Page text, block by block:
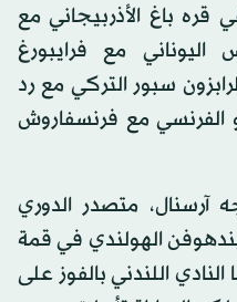
قره باغ الأذربيجاني مع
اليوناني مع فرايبورغ
سبور التركي مع رد
الفرنسي مع فرنسفاروش
آرسنال، متصدر الدوري
الهولندي في قمة
اللندني بالفوز على